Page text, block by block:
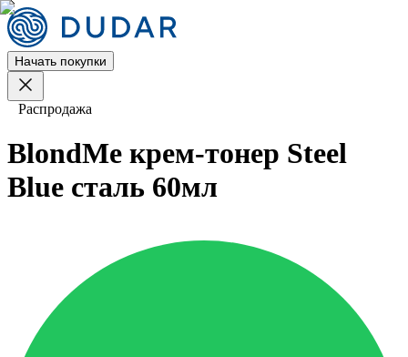
Начать покупки
Распродажа
BlondMe крем-тонер Steel
Blue сталь 60мл